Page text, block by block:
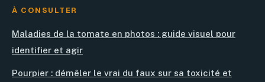
À CONSULTER
Maladies de la tomate en photos : guide visuel pour
identifier et agir
Pourpier : démêler le vrai du faux sur sa toxicité et